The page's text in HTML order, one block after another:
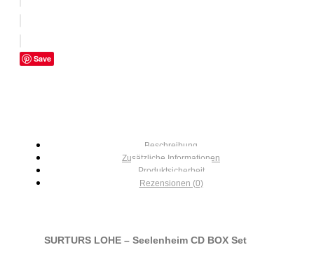
Save
Beschreibung
Zusätzliche Informationen
Produktsicherheit
Rezensionen (0)
SURTURS LOHE – Seelenheim CD BOX Set